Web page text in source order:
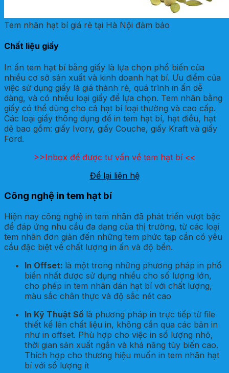
Tem nhãn hạt bí giá rẻ tại Hà Nội đảm bảo
Chất liệu giấy
In ấn tem hạt bí bằng giấy là lựa chọn phổ biến của
nhiều cơ sở sản xuất và kinh doanh hạt bí. Ưu điểm của
việc sử dụng giấy là giá thành rẻ, quá trình in ấn dễ
dàng, và có nhiều loại giấy để lựa chọn. Tem nhãn bằng
giấy có thể dùng cho cả hạt bí loại thường và cao cấp.
Các loại giấy thông dụng để in tem hạt bí, hạt điều, hạt
dẻ bao gồm: giấy Ivory, giấy Couche, giấy Kraft và giấy
Ford.
>>Inbox để được tư vấn về tem hạt bí <<
Để lại liên hệ
Công nghệ in tem hạt bí
Hiện nay công nghệ in tem nhãn đã phát triển vượt bậc
để đáp ứng nhu cầu đa dạng của thị trường, từ các loại
tem nhãn đơn giản đến những tem phức tạp cần có yêu
cầu đặc biệt về chất lượng in ấn và độ bền.
In Offset: là một trong những phương pháp in phổ
biến nhất được sử dụng nhiều cho số lượng lớn,
cho phép in tem nhãn dán hạt bí với chất lượng,
màu sắc chân thực và độ sắc nét cao
In Kỹ Thuật Số là phương pháp in trực tiếp từ file
thiết kế lên chất liệu in, không cần qua các bản in
như in offset. Phù hợp cho việc in số lượng nhỏ,
thời gian sản xuất ngắn và khả năng tùy biến cao.
Thích hợp cho thương hiệu muốn in tem nhãn hạt
bí với số lượng ít